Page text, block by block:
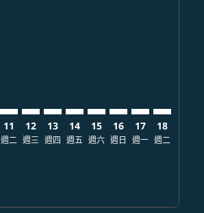
11
週二
12
週三
13
週四
14
週五
15
週六
16
週日
17
週一
18
週二